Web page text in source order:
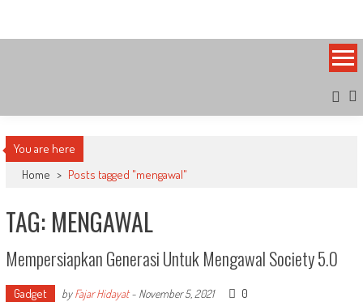
content
You are here
Home > Posts tagged "mengawal"
TAG: MENGAWAL
Mempersiapkan Generasi Untuk Mengawal Society 5.0
Gadget byFajar Hidayat- November 5, 2021 0